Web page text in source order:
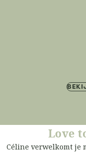
Love
Céline verwelkomt je